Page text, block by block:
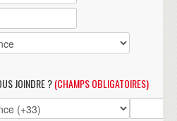
JOINDRE ?(CHAMPS OBLIGATOIRES)